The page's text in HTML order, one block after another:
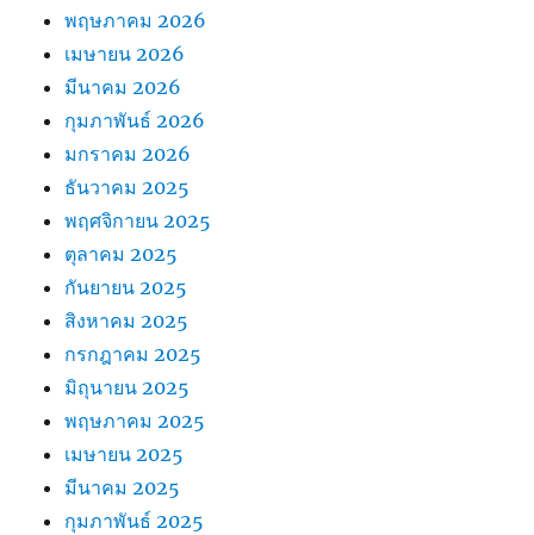
พฤษภาคม 2026
เมษายน 2026
มีนาคม 2026
กุมภาพันธ์ 2026
มกราคม 2026
ธันวาคม 2025
พฤศจิกายน 2025
ตุลาคม 2025
กันยายน 2025
สิงหาคม 2025
กรกฎาคม 2025
มิถุนายน 2025
พฤษภาคม 2025
เมษายน 2025
มีนาคม 2025
กุมภาพันธ์ 2025